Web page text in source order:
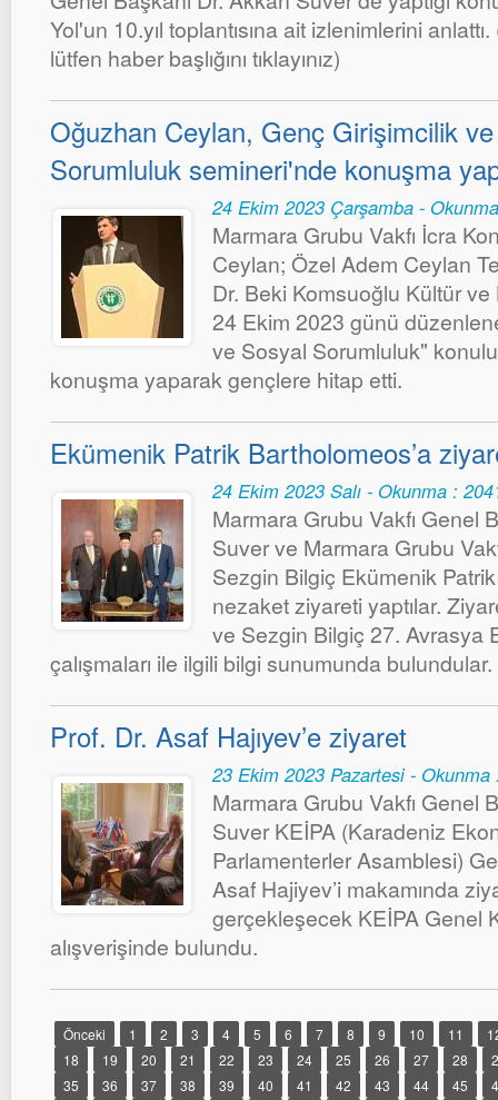
Yol'un 10.yıl toplantısına ait izlenimlerini
lütfen haber başlığını tıklayınız)
Oğuzhan Ceylan, Genç Girişimcilik
Sorumluluk semineri'nde konuşma
24 Ekim 2023 Çarşamba -
Marmara Grubu Vakfı İcra
Ceylan; Özel Adem Ceylan
Dr. Beki Komsuoğlu Kültür
24 Ekim 2023 günü
ve Sosyal Sorumluluk"
konuşma yaparak gençlere hitap etti.
Ekümenik Patrik Bartholomeos’a
24 Ekim 2023 Salı - Okunma :
Marmara Grubu Vakfı Genel
Suver ve Marmara Grubu
Sezgin Bilgiç Ekümenik
nezaket ziyareti yaptılar.
ve Sezgin Bilgiç 27. Avrasya
çalışmaları ile ilgili bilgi sunumunda bulundular.
Prof. Dr. Asaf Hajıyev’e ziyaret
23 Ekim 2023 Pazartesi - Okunma
Marmara Grubu Vakfı Genel
Suver KEİPA (Karadeniz
Parlamenterler Asamblesi)
Asaf Hajiyev’i makamında
gerçekleşecek KEİPA Genel
alışverişinde bulundu.
Önceki 1 2 3 4 5 6 7 8 9 10 11
18
19 20 21 22 23 24 25 26 27 28
35
36 37 38 39 40 41 42 43 44 45